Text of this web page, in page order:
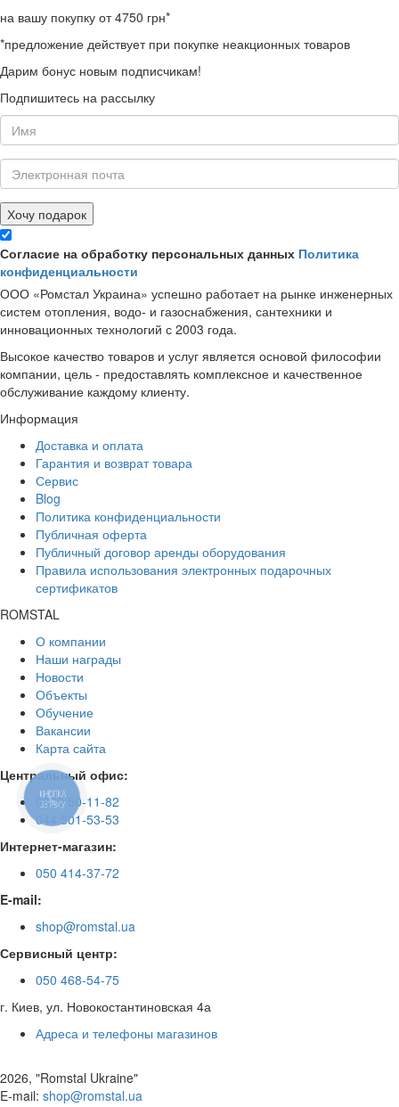
на вашу покупку от 4750 грн*
*предложение действует при покупке неакционных товаров
Дарим бонус новым подписчикам!
Подпишитесь на рассылку
Хочу подарок
Согласие на обработку персональных данных Политика
конфиденциальности
ООО «Ромстал Украина» успешно работает на рынке инженерных
систем отопления, водо- и газоснабжения, сантехники и
инновационных технологий с 2003 года.
Высокое качество товаров и услуг является основой философии
компании, цель - предоставлять комплексное и качественное
обслуживание каждому клиенту.
Информация
Доставка и оплата
Гарантия и возврат товара
Сервис
Blog
Политика конфиденциальности
Публичная оферта
Публичный договор аренды оборудования
Правила использования электронных подарочных
сертификатов
ROMSTAL
О компании
Наши награды
Новости
Объекты
Обучение
Вакансии
Карта сайта
Центральный офис:
0800 50-11-82
044 501-53-53
Интернет-магазин:
050 414-37-72
E-mail:
shop@romstal.ua
Сервисный центр:
050 468-54-75
г. Киев, ул. Новокостантиновская 4а
Адреса и телефоны магазинов
2026, "Romstal Ukraine"
​E-mail: shop@romstal.ua
КНОПКА
ЗВ'ЯЗКУ